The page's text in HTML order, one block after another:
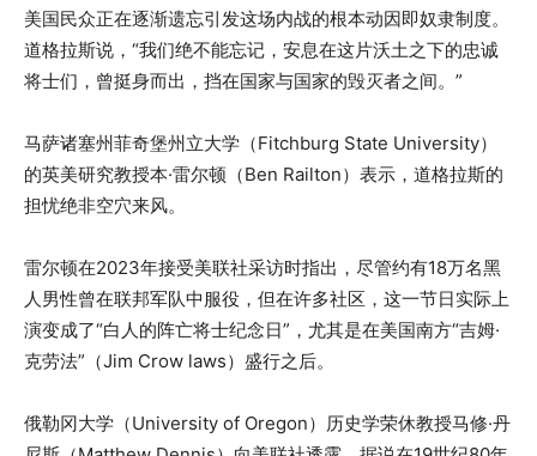
美国民众正在逐渐遗忘引发这场内战的根本动因即奴隶制度。
道格拉斯说，“我们绝不能忘记，安息在这片沃土之下的忠诚
将士们，曾挺身而出，挡在国家与国家的毁灭者之间。”
马萨诸塞州菲奇堡州立大学（Fitchburg State University）
的英美研究教授本·雷尔顿（Ben Railton）表示，道格拉斯的
担忧绝非空穴来风。
雷尔顿在2023年接受美联社采访时指出，尽管约有18万名黑
人男性曾在联邦军队中服役，但在许多社区，这一节日实际上
演变成了“白人的阵亡将士纪念日”，尤其是在美国南方“吉姆·
克劳法”（Jim Crow laws）盛行之后。
俄勒冈大学（University of Oregon）历史学荣休教授马修·丹